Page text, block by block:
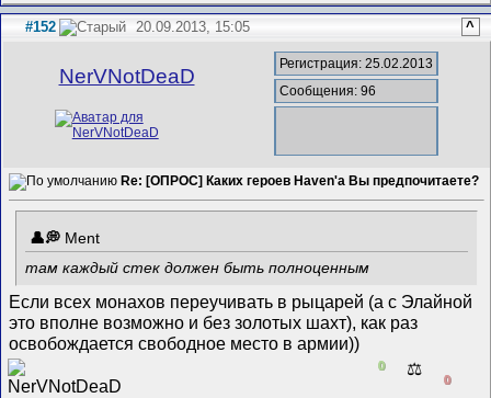
#152 20.09.2013, 15:05 ^
NerVNotDeaD
Регистрация: 25.02.2013
Сообщения: 96
Re: [ОПРОС] Каких героев Haven'а Вы предпочитаете?
Ment
там каждый стек должен быть полноценным
Если всех монахов переучивать в рыцарей (а с Элайной
это вполне возможно и без золотых шахт), как раз
освобождается свободное место в армии))
0 ⚖️
0